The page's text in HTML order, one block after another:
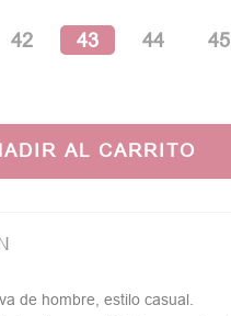
42 43 44
45
AL CARRITO
de hombre, estilo casual.